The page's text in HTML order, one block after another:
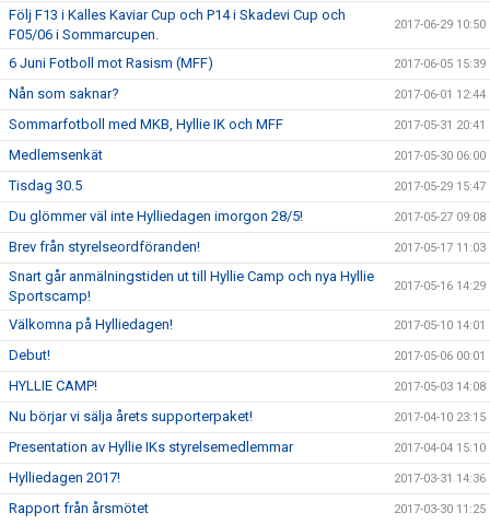
Följ F13 i Kalles Kaviar Cup och P14 i Skadevi Cup och
F05/06 i Sommarcupen.
2017-06-29 10:50
6 Juni Fotboll mot Rasism (MFF) 2017-06-05 15:39
Nån som saknar? 2017-06-01 12:44
Sommarfotboll med MKB, Hyllie IK och MFF 2017-05-31 20:41
Medlemsenkät 2017-05-30 06:00
Tisdag 30.5 2017-05-29 15:47
Du glömmer väl inte Hylliedagen imorgon 28/5! 2017-05-27 09:08
Brev från styrelseordföranden! 2017-05-17 11:03
Snart går anmälningstiden ut till Hyllie Camp och nya Hyllie
Sportscamp!
2017-05-16 14:29
Välkomna på Hylliedagen! 2017-05-10 14:01
Debut! 2017-05-06 00:01
HYLLIE CAMP! 2017-05-03 14:08
Nu börjar vi sälja årets supporterpaket! 2017-04-10 23:15
Presentation av Hyllie IKs styrelsemedlemmar 2017-04-04 15:10
Hylliedagen 2017! 2017-03-31 14:36
Rapport från årsmötet 2017-03-30 11:25